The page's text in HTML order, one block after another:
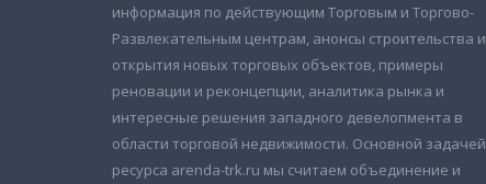
информация по действующим Торговым и Торгово-
Развлекательным центрам, анонсы строительства и
открытия новых торговых объектов, примеры
реновации и реконцепции, аналитика рынка и
интересные решения западного девелопмента в
области торговой недвижимости. Основной задачей
ресурса arenda-trk.ru мы считаем объединение и